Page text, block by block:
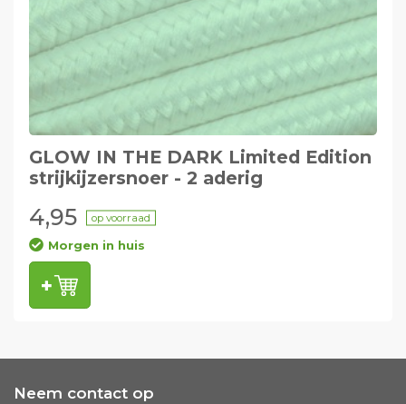
GLOW IN THE DARK Limited Edition
strijkijzersnoer - 2 aderig
4,95 op voorraad
Morgen in huis
Neem contact op